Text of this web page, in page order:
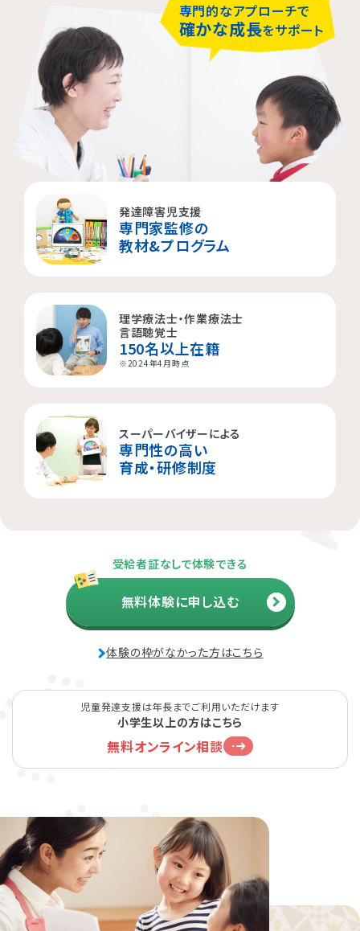
専門的なアプローチで
確かな成長をサポート
発達障害児支援
専門家監修の
教材&プログラム
理学療法士・作業療法士
言語聴覚士
150名以上在籍
※2024年4月時点
スーパーバイザーによる
専門性の高い
育成・研修制度
受給者証なしで体験できる
無料体験に申し込む
体験の枠がなかった方はこちら
児童発達支援は年長までご利用いただけます
小学生以上の方はこちら
無料オンライン相談
所沢市
八王子市
杉並区
大田区
荒川区
川崎市多摩区
横浜市緑区
横浜市都筑区
横浜市旭区
横浜市青葉区
相模原市
大阪市東淀川区
大阪市都島区